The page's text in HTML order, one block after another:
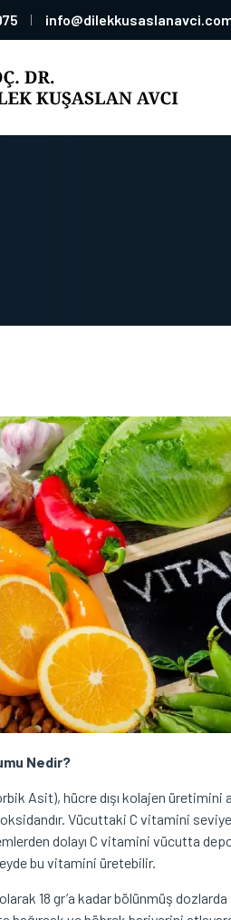
Nedir?
Asit), hücre dışı kolajen üretimini
Vücuttaki C vitamini
dolayı C vitamini vücutta
bu vitamini üretebilir.
18 gr’a kadar bölünmüş